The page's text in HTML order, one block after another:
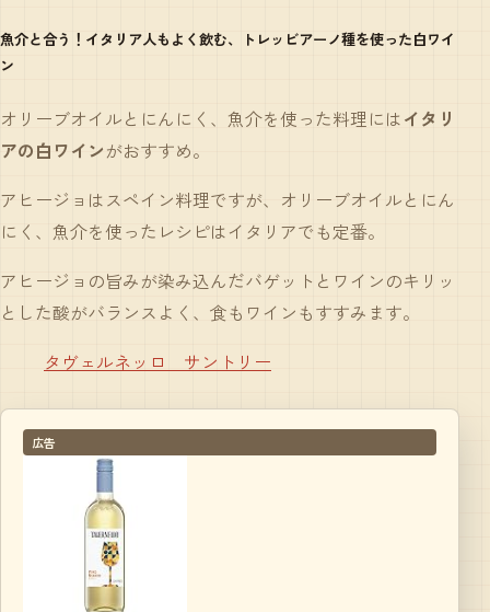
魚介と合う！イタリア人もよく飲む、トレッビアーノ種を使った白ワイ
ン
オリーブオイルとにんにく、魚介を使った料理にはイタリ
アの白ワインがおすすめ。
アヒージョはスペイン料理ですが、オリーブオイルとにん
にく、魚介を使ったレシピはイタリアでも定番。
アヒージョの旨みが染み込んだバゲットとワインのキリッ
とした酸がバランスよく、食もワインもすすみます。
タヴェルネッロ サントリー
広告